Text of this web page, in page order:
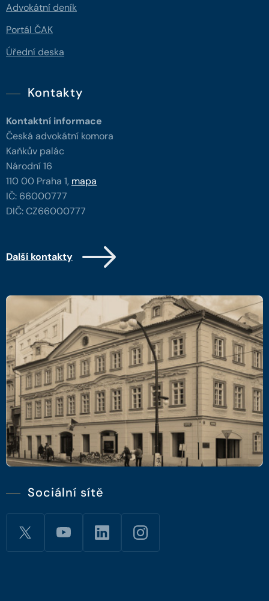
Advokátní deník
Portál ČAK
Úřední deska
Kontakty
Kontaktní informace
Česká advokátní komora
Kaňkův palác
Národní 16
110 00 Praha 1, mapa
IČ: 66000777
DIČ: CZ66000777
Další kontakty
Sociální sítě